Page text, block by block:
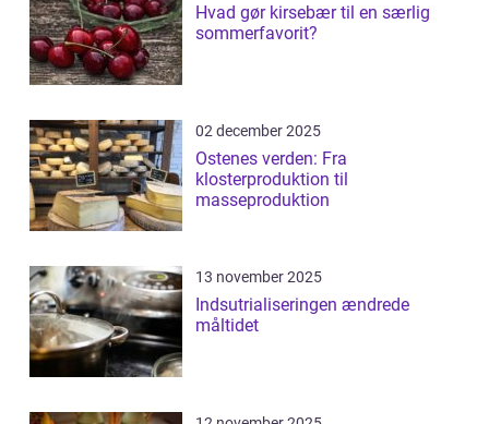
Hvad gør kirsebær til en særlig
sommerfavorit?
02 december 2025
Ostenes verden: Fra
klosterproduktion til
masseproduktion
13 november 2025
Indsutrialiseringen ændrede
måltidet